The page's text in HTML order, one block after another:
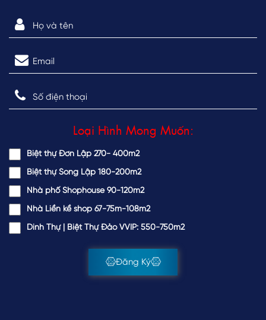
Loại Hình Mong Muốn:
Biệt thự Đơn Lập 270- 400m2
Biệt thự Song Lập 180-200m2
Nhà phố Shophouse 90-120m2
Nhà Liền kề shop 67-75m-108m2
Dinh Thự | Biệt Thự Đảo VVIP: 550-750m2
Đăng Ký